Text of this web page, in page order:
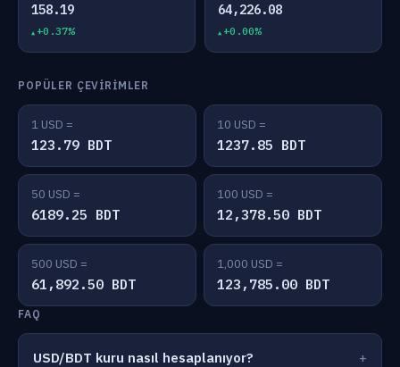
158.19
+0.37%
64,226.08
+0.00%
POPÜLER ÇEVIRIMLER
1 USD =
123.79 BDT
10 USD =
1237.85 BDT
50 USD =
6189.25 BDT
100 USD =
12,378.50 BDT
500 USD =
61,892.50 BDT
1,000 USD =
123,785.00 BDT
FAQ
USD/BDT kuru nasıl hesaplanıyor?